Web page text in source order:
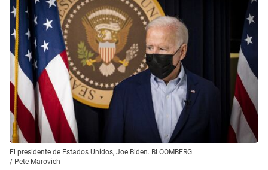
El presidente de Estados Unidos, Joe Biden. BLOOMBERG
/ Pete Marovich